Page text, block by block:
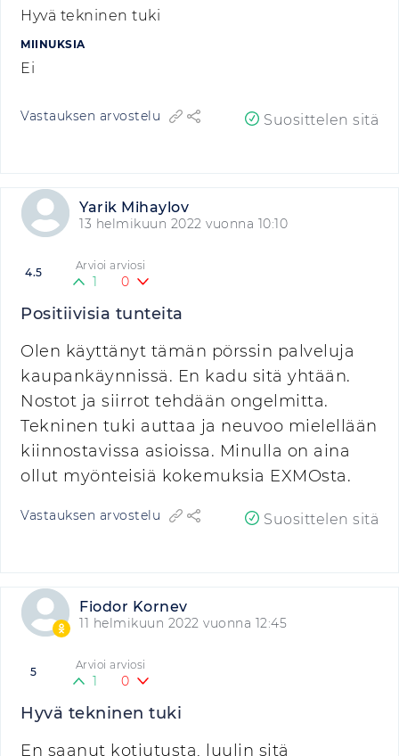
Hyvä tekninen tuki
MIINUKSIA
Ei
Vastauksen arvostelu Suosittelen sitä
Yarik Mihaylov
13 helmikuun 2022 vuonna 10:10
4.5 Arvioi arviosi
1 0
Positiivisia tunteita
Olen käyttänyt tämän pörssin palveluja
kaupankäynnissä. En kadu sitä yhtään.
Nostot ja siirrot tehdään ongelmitta.
Tekninen tuki auttaa ja neuvoo mielellään
kiinnostavissa asioissa. Minulla on aina
ollut myönteisiä kokemuksia EXMOsta.
Vastauksen arvostelu Suosittelen sitä
Fiodor Kornev
11 helmikuun 2022 vuonna 12:45
5 Arvioi arviosi
1 0
Hyvä tekninen tuki
En saanut kotiutusta, luulin sitä